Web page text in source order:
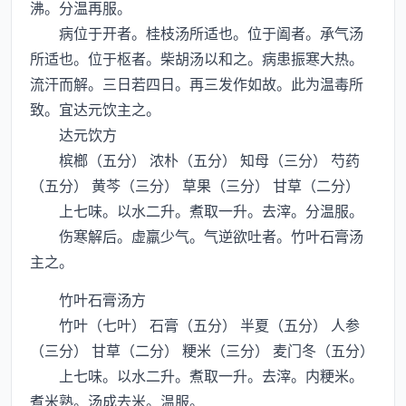
沸。分温再服。
病位于开者。桂枝汤所适也。位于阖者。承气汤
所适也。位于枢者。柴胡汤以和之。病患振寒大热。
流汗而解。三日若四日。再三发作如故。此为温毒所
致。宜达元饮主之。
达元饮方
槟榔（五分） 浓朴（五分） 知母（三分） 芍药
（五分） 黄芩（三分） 草果（三分） 甘草（二分）
上七味。以水二升。煮取一升。去滓。分温服。
伤寒解后。虚羸少气。气逆欲吐者。竹叶石膏汤
主之。
竹叶石膏汤方
竹叶（七叶） 石膏（五分） 半夏（五分） 人参
（三分） 甘草（二分） 粳米（三分） 麦门冬（五分）
上七味。以水二升。煮取一升。去滓。内粳米。
煮米熟。汤成去米。温服。